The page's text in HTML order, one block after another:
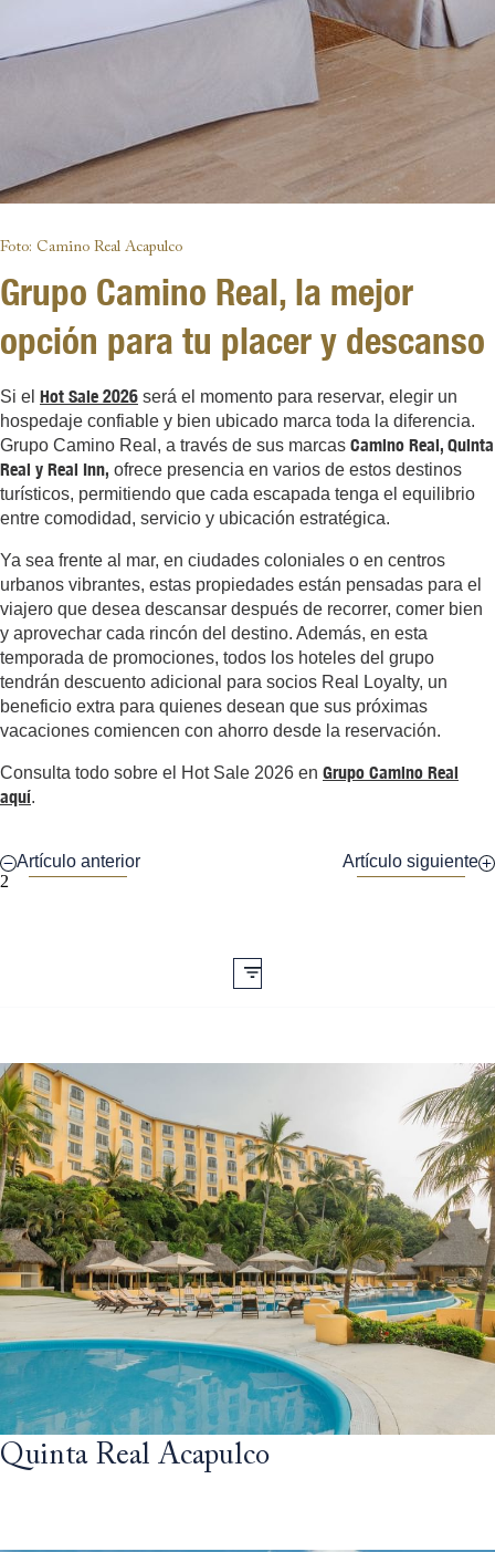
Foto: Camino Real Acapulco
Grupo Camino Real, la mejor
opción para tu placer y descanso
Si el Hot Sale 2026 será el momento para reservar, elegir un
hospedaje confiable y bien ubicado marca toda la diferencia.
Grupo Camino Real, a través de sus marcas Camino Real, Quinta
Real y Real Inn, ofrece presencia en varios de estos destinos
turísticos, permitiendo que cada escapada tenga el equilibrio
entre comodidad, servicio y ubicación estratégica.
Ya sea frente al mar, en ciudades coloniales o en centros
urbanos vibrantes, estas propiedades están pensadas para el
viajero que desea descansar después de recorrer, comer bien
y aprovechar cada rincón del destino. Además, en esta
temporada de promociones, todos los hoteles del grupo
tendrán descuento adicional para socios Real Loyalty, un
beneficio extra para quienes desean que sus próximas
vacaciones comiencen con ahorro desde la reservación.
Consulta todo sobre el Hot Sale 2026 en Grupo Camino Real
aquí.
Artículo anterior
Artículo siguiente
2
Quinta Real Acapulco